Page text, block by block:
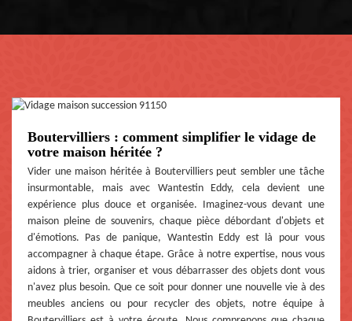
Boutervilliers : comment simplifier le vidage de
votre maison héritée ?
Vider une maison héritée à Boutervilliers peut sembler une tâche
insurmontable, mais avec Wantestin Eddy, cela devient une
expérience plus douce et organisée. Imaginez-vous devant une
maison pleine de souvenirs, chaque pièce débordant d'objets et
d'émotions. Pas de panique, Wantestin Eddy est là pour vous
accompagner à chaque étape. Grâce à notre expertise, nous vous
aidons à trier, organiser et vous débarrasser des objets dont vous
n'avez plus besoin. Que ce soit pour donner une nouvelle vie à des
meubles anciens ou pour recycler des objets, notre équipe à